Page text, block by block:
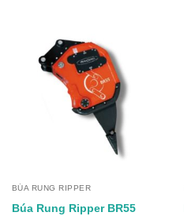
BÚA RUNG RIPPER
Búa Rung Ripper BR55